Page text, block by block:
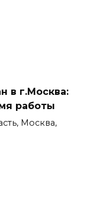
в г.Москва:
работы
Москва,